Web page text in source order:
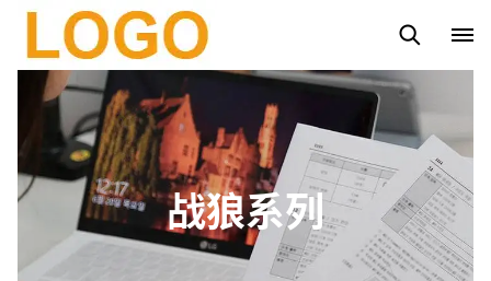
路灯杆 太阳能路灯 市电投光灯系列
战狼系列